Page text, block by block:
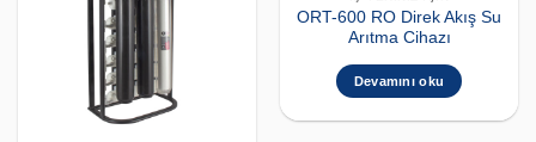
ORT-600 RO Direk Akış Su
Arıtma Cihazı
Devamını oku